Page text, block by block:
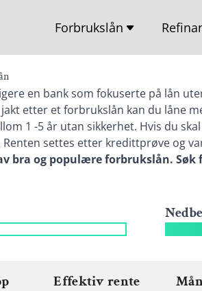
Forbrukslån
Låne penger
Båtlån
Billån uten sikkerhet
Billigste forbrukslån
Forbrukslån med lav
Lån
en bank som fokuserte på lån
etter et forbrukslån kan du låne
1 -5 år utan sikkerhet. Hvis du
settes etter kredittprøve og
bra og populære forbrukslån. Søk
Effektiv rente